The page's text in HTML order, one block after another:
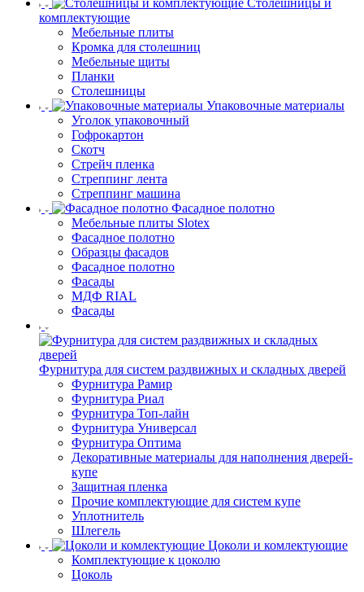
Столешницы и
комплектующие
Мебельные плиты
Кромка для столешниц
Мебельные щиты
Планки
Столешницы
Упаковочные материалы
Уголок упаковочный
Гофрокартон
Скотч
Стрейч пленка
Стреппинг лента
Стреппинг машина
Фасадное полотно
Мебельные плиты Slotex
Фасадное полотно
Образцы фасадов
Фасадное полотно
Фасады
МДФ RIAL
Фасады
Фурнитура для систем раздвижных и складных дверей
Фурнитура Рамир
Фурнитура Риал
Фурнитура Топ-лайн
Фурнитура Универсал
Фурнитура Оптима
Декоративные материалы для наполнения дверей-
купе
Защитная пленка
Прочие комплектующие для систем купе
Уплотнитель
Шлегель
Цоколи и комлектующие
Комплектующие к цоколю
Цоколь